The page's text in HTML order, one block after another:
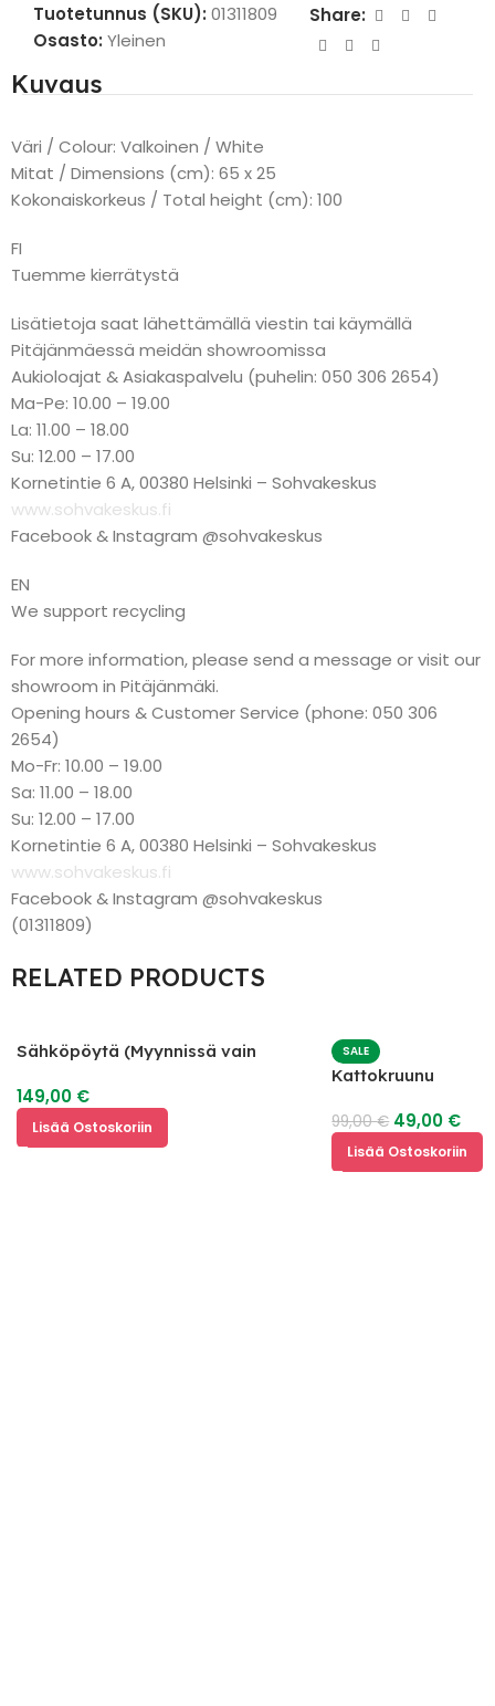
Tuotetunnus (SKU): 01311809
Osasto: Yleinen
Share:
Kuvaus
Väri / Colour: Valkoinen / White
Mitat / Dimensions (cm): 65 x 25
Kokonaiskorkeus / Total height (cm): 100
FI
Tuemme kierrätystä
Lisätietoja saat lähettämällä viestin tai käymällä
Pitäjänmäessä meidän showroomissa
Aukioloajat & Asiakaspalvelu (puhelin: 050 306 2654)
Ma-Pe: 10.00 – 19.00
La: 11.00 – 18.00
Su: 12.00 – 17.00
Kornetintie 6 A, 00380 Helsinki – Sohvakeskus
www.sohvakeskus.fi
Facebook & Instagram @sohvakeskus
EN
We support recycling
For more information, please send a message or visit our
showroom in Pitäjänmäki.
Opening hours & Customer Service (phone: 050 306
2654)
Mo-Fr: 10.00 – 19.00
Sa: 11.00 – 18.00
Su: 12.00 – 17.00
Kornetintie 6 A, 00380 Helsinki – Sohvakeskus
www.sohvakeskus.fi
Facebook & Instagram @sohvakeskus
(01311809)
RELATED PRODUCTS
Sähköpöytä (Myynnissä vain
149,00 €
Lisää Ostoskoriin
SALE
Kattokruunu
99,00€ 49,00 €
Lisää Ostoskoriin